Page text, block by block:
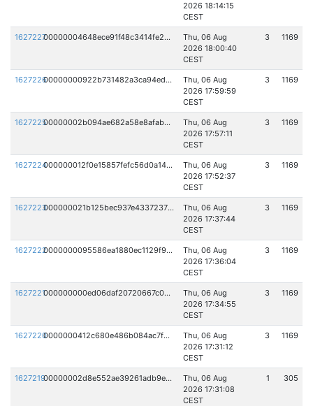
2026 18:14:15
CEST
1627227 00000004648ece91f48c3414fe23eec02e260a273810a111743a0f58deb13c0a
Thu, 06 Aug
2026 18:00:40
CEST
3 1169
1627226 00000000922b731482a3ca94edbe6e2482849115f9b6abe898de38d2e16bd8da
Thu, 06 Aug
2026 17:59:59
CEST
3 1169
1627225 00000002b094ae682a58e8afabb28c4f2a491ef6625c8d34cd82fc51530c011e
Thu, 06 Aug
2026 17:57:11
CEST
3 1169
1627224 000000012f0e15857fefc56d0a1437f809bce432ee8331f8f31e5d17ec39fcf7
Thu, 06 Aug
2026 17:52:37
CEST
3 1169
1627223 000000021b125bec937e43372379cdfccdb594cb807bc5f31a630daffa870b15
Thu, 06 Aug
2026 17:37:44
CEST
3 1169
1627222 0000000095586ea1880ec1129f97b267f0a71e52ba03fcc5eb58030c4b3b1967
Thu, 06 Aug
2026 17:36:04
CEST
3 1169
1627221 000000000ed06daf20720667c06c64f614b3839c816a75d38750cd3dd59eae47
Thu, 06 Aug
2026 17:34:55
CEST
3 1169
1627220 0000000412c680e486b084ac7fdcd3541efdf3f108f467323b8edf80dae826ba
Thu, 06 Aug
2026 17:31:12
CEST
3 1169
1627219 00000002d8e552ae39261adb9ebf59df05dc20a820301e700e10029095b13b60
Thu, 06 Aug
2026 17:31:08
CEST
1 305